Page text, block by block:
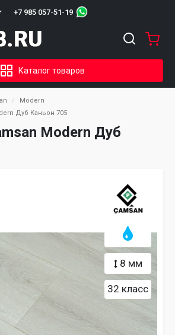
+7 985 057-51-19
Каталог товаров
Modern
Дуб Каньон 705
Modern Дуб
8 мм
32 класс